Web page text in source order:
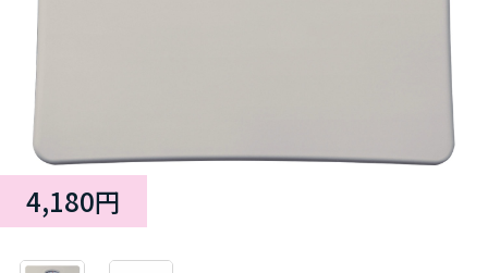
4,180円